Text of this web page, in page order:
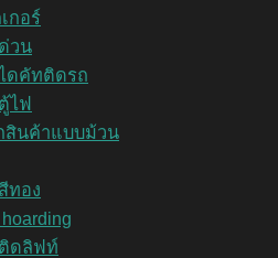
กอร์
วน
ดคัทติดรถ
ไฟ
สินค้าแบบม้วน
ทอง
ดลิฟท์